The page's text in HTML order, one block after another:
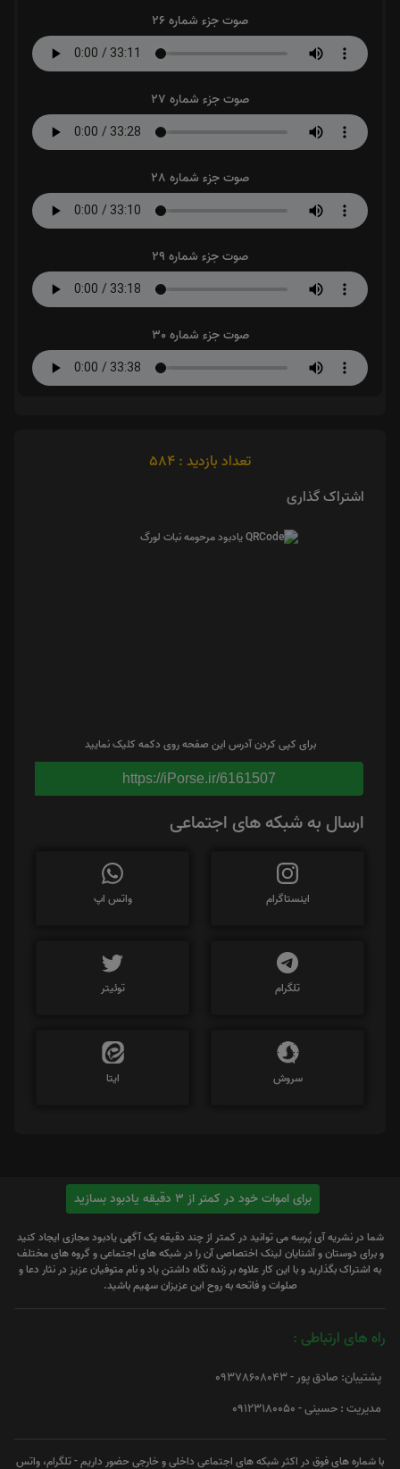
صوت جزء شماره 26
صوت جزء شماره 27
صوت جزء شماره 28
صوت جزء شماره 29
صوت جزء شماره 30
تعداد بازدید : 584
اشتراک گذاری
برای کپی کردن آدرس این صفحه روی دکمه کلیک نمایید
https://iPorse.ir/6161507
ارسال به شبکه های اجتماعی
اینستاگرام واتس اپ
تلگرام توئیتر
سروش ایتا
برای اموات خود در کمتر از 3 دقیقه یادبود بسازید
شما در نشریه آی پُرسِه می توانید در کمتر از چند دقیقه یک آگهی یادبود مجازی ایجاد کنید
و برای دوستان و آشنایان لینک اختصاصی آن را در شبکه های اجتماعی و گروه های مختلف
به اشتراک بگذارید و با این کار علاوه بر زنده نگاه داشتن یاد و نام متوفیان عزیز در نثار دعا و
صلوات و فاتحه به روح این عزیزان سهیم باشید.
راه های ارتباطی :
پشتیبان: صادق پور - 09378608043
مدیریت : حسینی - 09123180050
با شماره های فوق در اکثر شبکه های اجتماعی داخلی و خارجی حضور داریم - تلگرام، واتس